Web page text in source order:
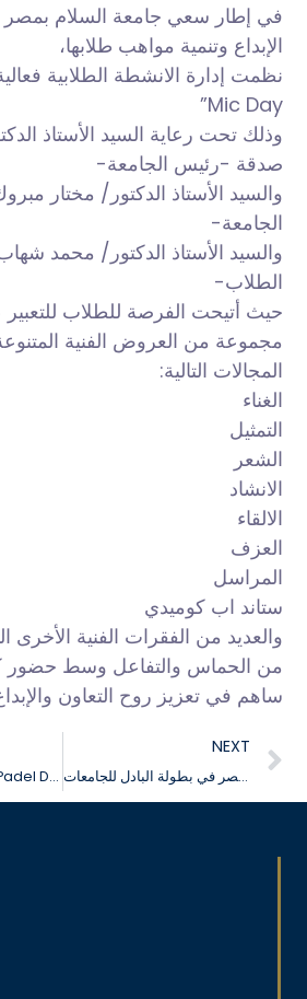
في إطار سعي جامعة السلام بمصر
الإبداع وتنمية مواهب طلابها،
Mic Day”
وذلك تحت رعاية السيد الأستاذ
صدقة -رئيس الجامعة-
والسيد الأستاذ الدكتور/ مختار
الجامعة-
والسيد الأستاذ الدكتور/ محمد
الطلاب-
حيث أتيحت الفرصة للطلاب
مجموعة من العروض الفنية
المجالات التالية:
الغناء
التمثيل
الشعر
الانشاد
الالقاء
العزف
المراسل
ستاند اب كوميدي
والعديد من الفقرات الفنية الأخرى
من الحماس والتفاعل وسط حضور
ساهم في تعزيز روح التعاون
بجامعة السلام بمصر Padel Day فعاليات
NEXT
فعاليات مشاركة جامعة السلام بمصر في بطولة البادل للجامعات